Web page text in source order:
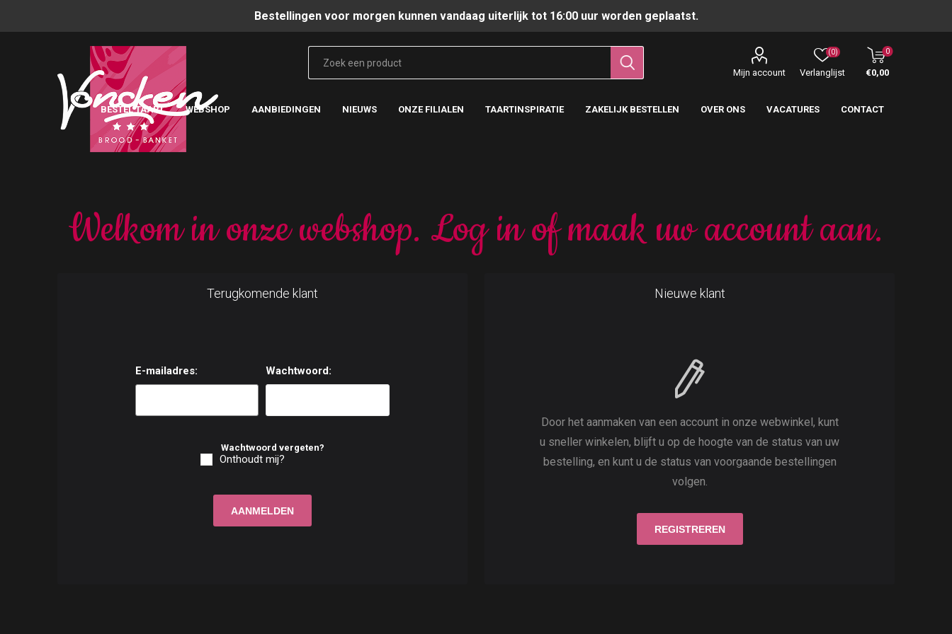
Bestellingen voor morgen kunnen vandaag uiterlijk tot 16:00 uur worden geplaatst.
Mijn account Verlanglijst
(0) 0
€0,00
BESTEL TAART WEBSHOP AANBIEDINGEN NIEUWS ONZE FILIALEN TAARTINSPIRATIE ZAKELIJK BESTELLEN OVER ONS VACATURES CONTACT
Welkom in onze webshop. Log in of maak uw account aan.
Nieuwe klant
Door het aanmaken van een account in onze webwinkel, kunt
u sneller winkelen, blijft u op de hoogte van de status van uw
bestelling, en kunt u de status van voorgaande bestellingen
volgen.
Terugkomende klant
E-mailadres: Wachtwoord:
Wachtwoord vergeten?
Onthoudt mij?